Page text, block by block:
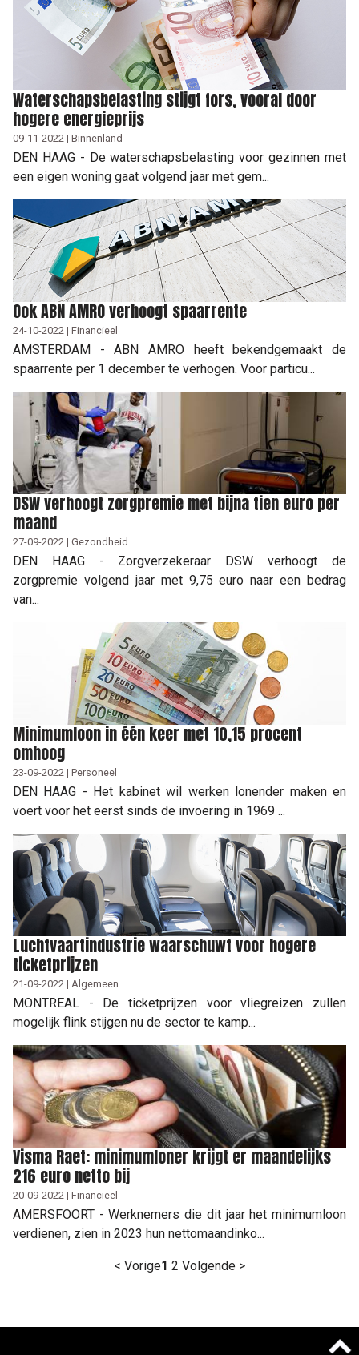
Waterschapsbelasting stijgt fors, vooral door
hogere energieprijs
09-11-2022 | Binnenland
DEN HAAG - De waterschapsbelasting voor gezinnen met
een eigen woning gaat volgend jaar met gem...
Ook ABN AMRO verhoogt spaarrente
24-10-2022 | Financieel
AMSTERDAM - ABN AMRO heeft bekendgemaakt de
spaarrente per 1 december te verhogen. Voor particu...
DSW verhoogt zorgpremie met bijna tien euro per
maand
27-09-2022 | Gezondheid
DEN HAAG - Zorgverzekeraar DSW verhoogt de
zorgpremie volgend jaar met 9,75 euro naar een bedrag
van...
Minimumloon in één keer met 10,15 procent
omhoog
23-09-2022 | Personeel
DEN HAAG - Het kabinet wil werken lonender maken en
voert voor het eerst sinds de invoering in 1969 ...
Luchtvaartindustrie waarschuwt voor hogere
ticketprijzen
21-09-2022 | Algemeen
MONTREAL - De ticketprijzen voor vliegreizen zullen
mogelijk flink stijgen nu de sector te kamp...
Visma Raet: minimumloner krijgt er maandelijks
216 euro netto bij
20-09-2022 | Financieel
AMERSFOORT - Werknemers die dit jaar het minimumloon
verdienen, zien in 2023 hun nettomaandinko...
< Vorige1 2 Volgende >